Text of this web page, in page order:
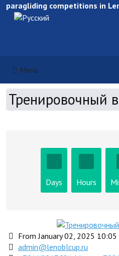
paragliding competitions in
Select your language
Menu
Тренировочный
Days Hours
From January 02, 2025
admin@lenoblcup.ru